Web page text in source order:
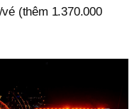
(thêm 1.370.000